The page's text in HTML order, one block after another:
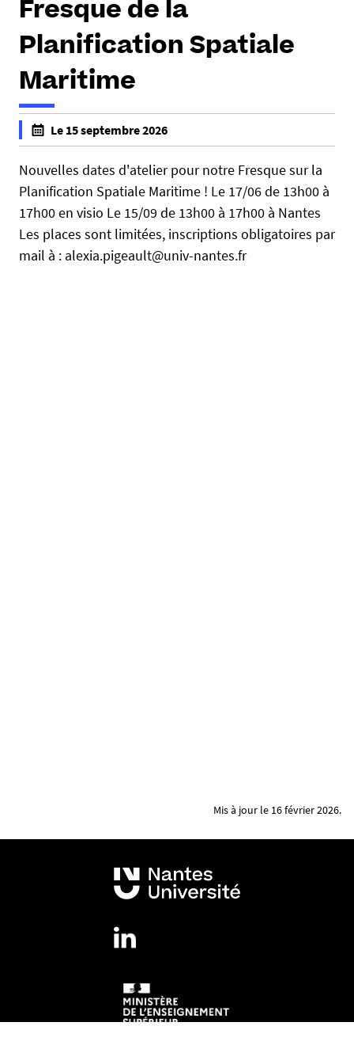
Fresque de la
Planification Spatiale
Maritime
Le 15 septembre 2026
f
a
l
s
f
a
Nouvelles dates d'atelier pour notre Fresque sur la
Planification Spatiale Maritime ! Le 17/06 de 13h00 à
17h00 en visio Le 15/09 de 13h00 à 17h00 à Nantes
Les places sont limitées, inscriptions obligatoires par
mail à : alexia.pigeault@univ-nantes.fr
Mis à jour le 16 février 2026.